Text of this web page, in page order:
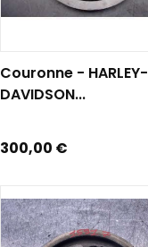
Couronne - HARLEY-
DAVIDSON...
Prix
300,00 €